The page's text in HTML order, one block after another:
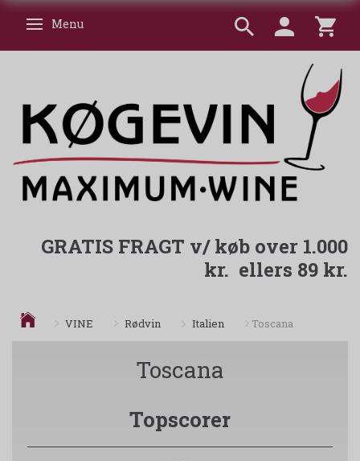
Skifte navigation
Menu
GRATIS FRAGT v/ køb over 1.000
kr. ellers 89 kr.
VINE Rødvin Italien Toscana
Toscana
Topscorer